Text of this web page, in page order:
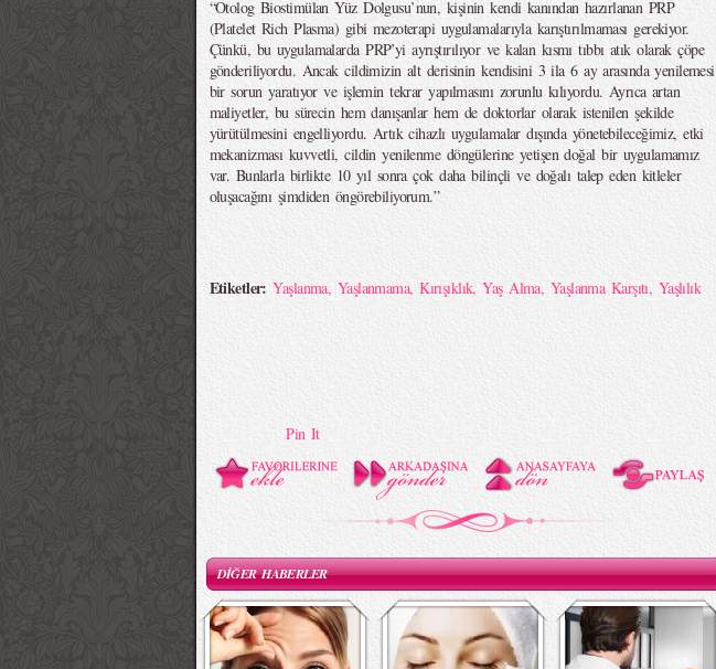
“Otolog Biostimülan Yüz Dolgusu’nun, kişinin kendi kanından hazırlanan PRP
(Platelet Rich Plasma) gibi mezoterapi uygulamalarıyla karıştırılmaması gerekiyor.
Çünkü, bu uygulamalarda PRP’yi ayrıştırılıyor ve kalan kısmı tıbbı atık olarak çöpe
gönderiliyordu. Ancak cildimizin alt derisinin kendisini 3 ila 6 ay arasında yenilemesi
bir sorun yaratıyor ve işlemin tekrar yapılmasını zorunlu kılıyordu. Ayrıca artan
maliyetler, bu sürecin hem danışanlar hem de doktorlar olarak istenilen şekilde
yürütülmesini engelliyordu. Artık cihazlı uygulamalar dışında yönetebileceğimiz, etki
mekanizması kuvvetli, cildin yenilenme döngülerine yetişen doğal bir uygulamamız
var. Bunlarla birlikte 10 yıl sonra çok daha bilinçli ve doğalı talep eden kitleler
oluşacağını şimdiden öngörebiliyorum.”
Etiketler:Yaşlanma, Yaşlanmama,Kırışıklık,Yaş Alma, Yaşlanma Karşıtı, Yaşlılık
Pin It
DİĞER HABERLER